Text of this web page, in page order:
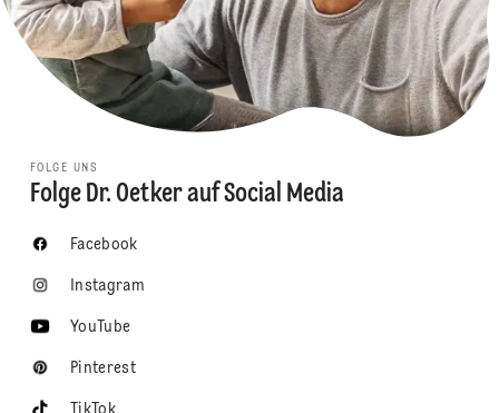
FOLGE UNS
Folge Dr. Oetker auf Social Media
Facebook
Instagram
YouTube
Pinterest
TikTok